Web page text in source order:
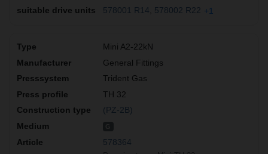
578001 R14 578002 R22 +1
Mini A2-22kN
General Fittings
Trident Gas
TH 32
(PZ-2B)
578364